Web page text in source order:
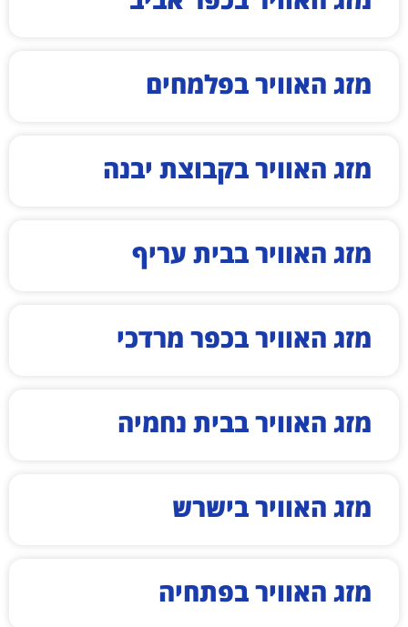
מזג האוויר בפלמחים
מזג האוויר בקבוצת יבנה
מזג האוויר בבית עריף
מזג האוויר בכפר מרדכי
מזג האוויר בבית נחמיה
מזג האוויר בישרש
מזג האוויר בפתחיה